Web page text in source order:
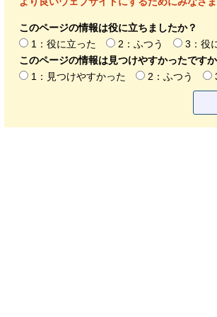
このページの情報は役に立ちましたか？
1：役に立った
2：ふつう
3：役
このページの情報は見つけやすかったですか
1：見つけやすかった
2：ふつう